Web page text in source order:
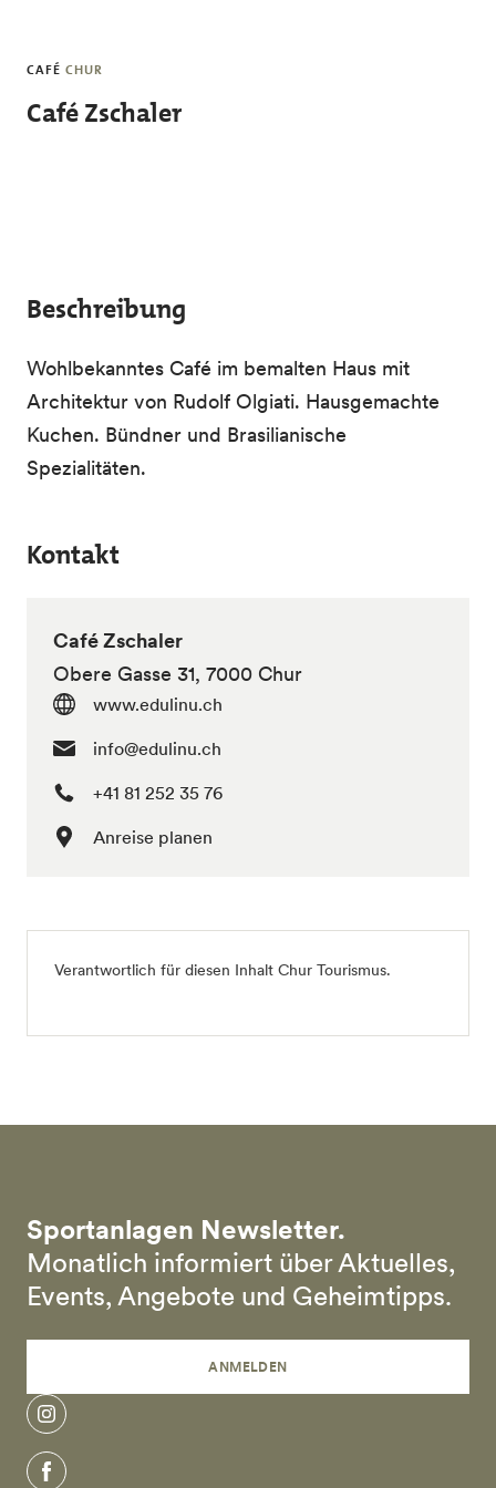
CAFÉ CHUR
Café Zschaler
Beschreibung
Wohlbekanntes Café im bemalten Haus mit
Architektur von Rudolf Olgiati. Hausgemachte
Kuchen. Bündner und Brasilianische
Spezialitäten.
Kontakt
Café Zschaler
Obere Gasse 31, 7000 Chur
www.edulinu.ch
info@edulinu.ch
+41 81 252 35 76
Anreise planen
Verantwortlich für diesen Inhalt Chur Tourismus.
Sportanlagen Newsletter.
Monatlich informiert über Aktuelles,
Events, Angebote und Geheimtipps.
ANMELDEN
instagram
facebook